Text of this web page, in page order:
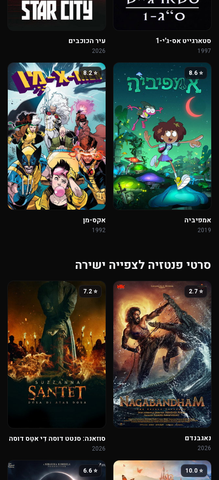
סטארגייט אס-ג'י-1
1997
עיר הכוכבים
2026
⭐ 8.6
אמפיביה
2019
⭐ 8.2
אקס-מן
1992
סרטי פנטזיה לצפייה ישירה
⭐ 2.7
נאגבנדם
2026
⭐ 7.2
סוזאנה: סנטט דוסה דִי אטַס דוסה
2026
⭐ 10.0
⭐ 6.6